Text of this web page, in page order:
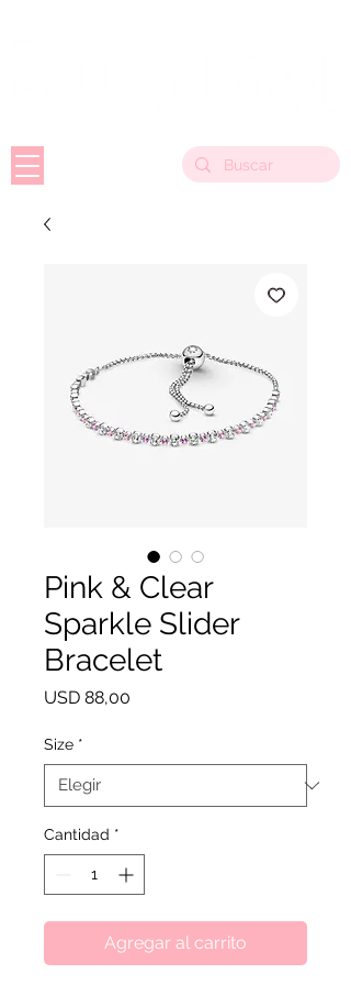
Pink & Clear
Sparkle Slider
Bracelet
USD 88,00
Size *
Cantidad *
Agregar al carrito